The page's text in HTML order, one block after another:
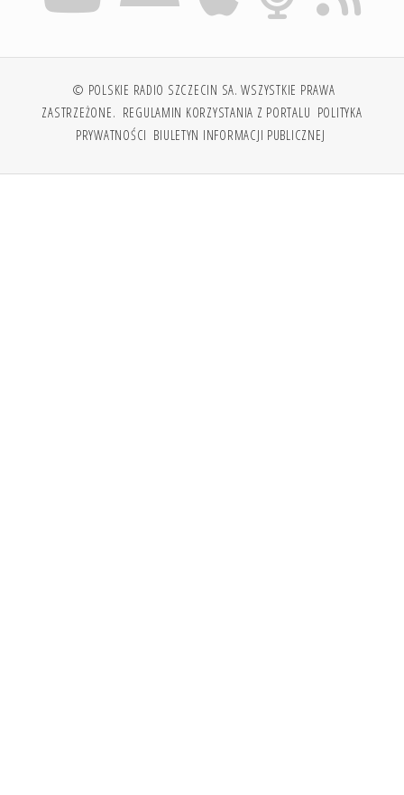
© POLSKIE RADIO SZCZECIN SA. WSZYSTKIE PRAWA
ZASTRZEŻONE. REGULAMIN KORZYSTANIA Z PORTALU POLITYKA
PRYWATNOŚCI BIULETYN INFORMACJI PUBLICZNEJ